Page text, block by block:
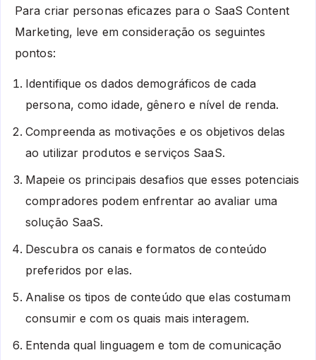
Para criar personas eficazes para o SaaS Content
Marketing, leve em consideração os seguintes
pontos:
Identifique os dados demográficos de cada
persona, como idade, gênero e nível de renda.
Compreenda as motivações e os objetivos delas
ao utilizar produtos e serviços SaaS.
Mapeie os principais desafios que esses potenciais
compradores podem enfrentar ao avaliar uma
solução SaaS.
Descubra os canais e formatos de conteúdo
preferidos por elas.
Analise os tipos de conteúdo que elas costumam
consumir e com os quais mais interagem.
Entenda qual linguagem e tom de comunicação